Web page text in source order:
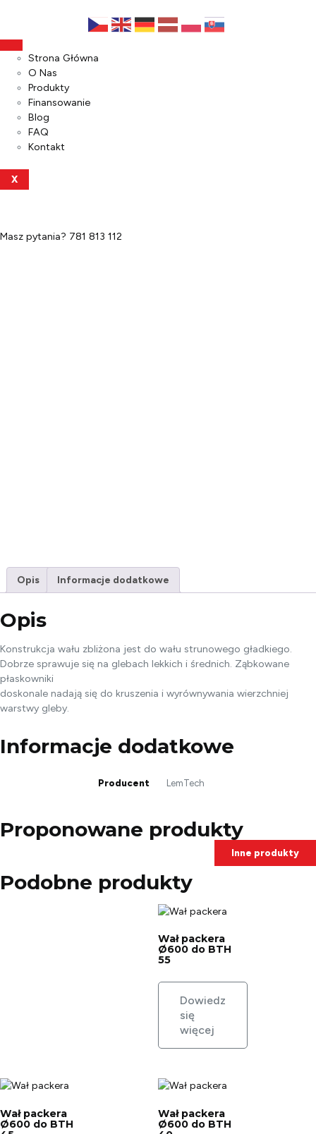
Strona Główna
O Nas
Produkty
Finansowanie
Blog
FAQ
Kontakt
X
Masz pytania? 781 813 112
Opis Informacje dodatkowe
Opis
Konstrukcja wału zbliżona jest do wału strunowego gładkiego.
Dobrze sprawuje się na glebach lekkich i średnich. Ząbkowane
płaskowniki
doskonale nadają się do kruszenia i wyrównywania wierzchniej
warstwy gleby.
Informacje dodatkowe
Producent LemTech
Proponowane produkty
Inne produkty
Podobne produkty
Wał packera
Ø600 do BTH
55
Dowiedz
się
więcej
Wał packera
Ø600 do BTH
Wał packera
Ø600 do BTH